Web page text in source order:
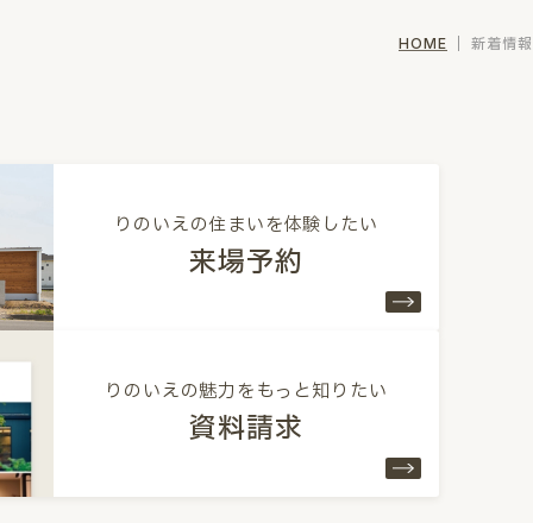
HOME 新着情報
りのいえの住まいを体験したい
来場予約
りのいえの魅力をもっと知りたい
資料請求